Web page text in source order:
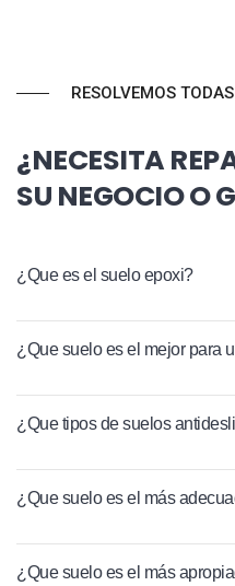
RESOLVEMOS
¿NECESITA
SU NEGOCIO O
¿Que es el suelo epoxi?
¿Que suelo es el mejor para
¿Que tipos de suelos
¿Que suelo es el más
¿Que suelo es el más